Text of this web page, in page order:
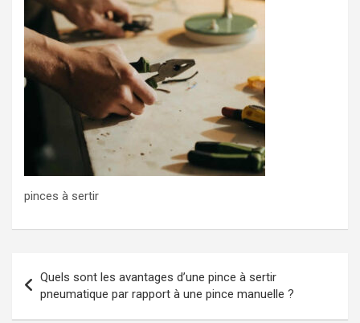
pinces à sertir
de
l’article
Quels sont les avantages d’une pince à sertir
pneumatique par rapport à une pince manuelle ?